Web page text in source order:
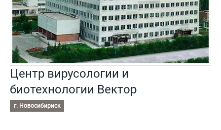
Центр вирусологии и
биотехнологии Вектор
г. Новосибириск